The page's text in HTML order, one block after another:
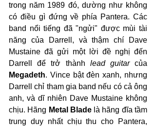
trong năm 1989 đó, dường như không
có điều gì đứng về phía Pantera. Các
band nổi tiếng đã "ngửi" được mùi tài
năng của Darrell, và thậm chí Dave
Mustaine đã gửi một lời đề nghị đến
Darrell để trở thành lead guitar
Megadeth. Vince bật đèn xanh, nhưng
Darrell chỉ tham gia band nếu có cả ông
anh, và dĩ nhiên Dave Mustaine không
chịu. Hãng Metal Blade là hãng đĩa tầm
trung duy nhất chịu thu cho Pantera,